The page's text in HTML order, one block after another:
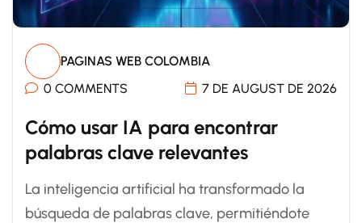
PAGINAS WEB COLOMBIA
0 COMMENTS
7 DE AUGUST DE 2026
Cómo usar IA para encontrar
palabras clave relevantes
La inteligencia artificial ha transformado la
búsqueda de palabras clave, permitiéndote